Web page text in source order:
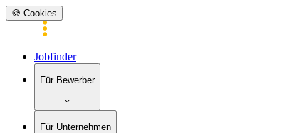
🍪 Cookies
Jobfinder
Für Bewerber
Für Unternehmen